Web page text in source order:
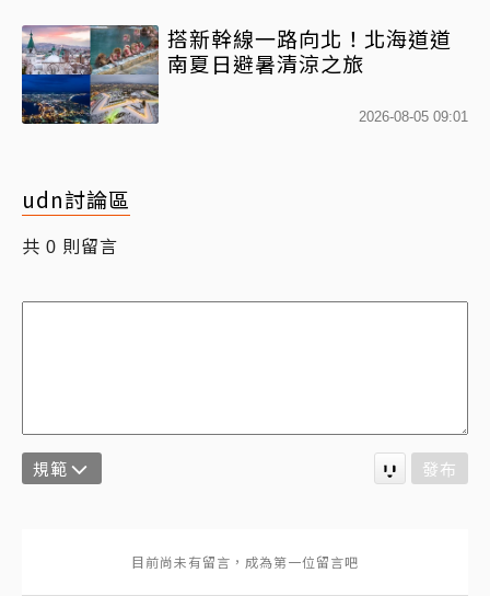
搭新幹線一路向北！北海道道
南夏日避暑清涼之旅
2026-08-05 09:01
udn討論區
共 0 則留言
規範 發布